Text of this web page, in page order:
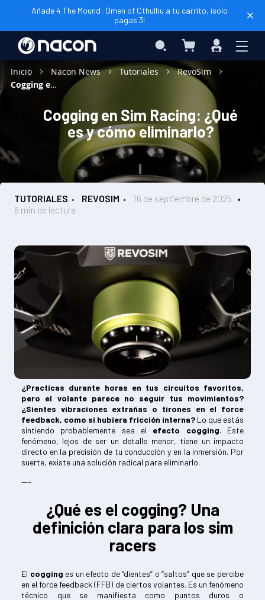
Añade 4 The Mound: Omen of Cthulhu a tu carrito, ¡solo
pagas 3!
Search Mi cesta Iniciar
sesión
Inicio
Nacon News Tutoriales
RevoSim
Cogging en Sim Racing: ¿Qué es y cómo eliminarlo?
Cogging en Sim Racing: ¿Qué
es y cómo eliminarlo?
TUTORIALES REVOSIM
16 de septiembre de 2025
6 min de lectura
¿Practicas durante horas en tus circuitos favoritos,
pero el volante parece no seguir tus movimientos?
¿Sientes vibraciones extrañas o tirones en el force
feedback, como si hubiera fricción interna? Lo que estás
sintiendo probablemente sea el efecto cogging. Este
fenómeno, lejos de ser un detalle menor, tiene un impacto
directo en la precisión de tu conducción y en la inmersión. Por
suerte, existe una solución radical para eliminarlo.
---
¿Qué es el cogging? Una
definición clara para los sim
racers
El cogging es un efecto de “dientes” o “saltos” que se percibe
en el force feedback (FFB) de ciertos volantes. Es un fenómeno
técnico que se manifiesta como puntos duros o